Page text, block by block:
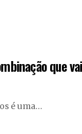
que vai
é uma…